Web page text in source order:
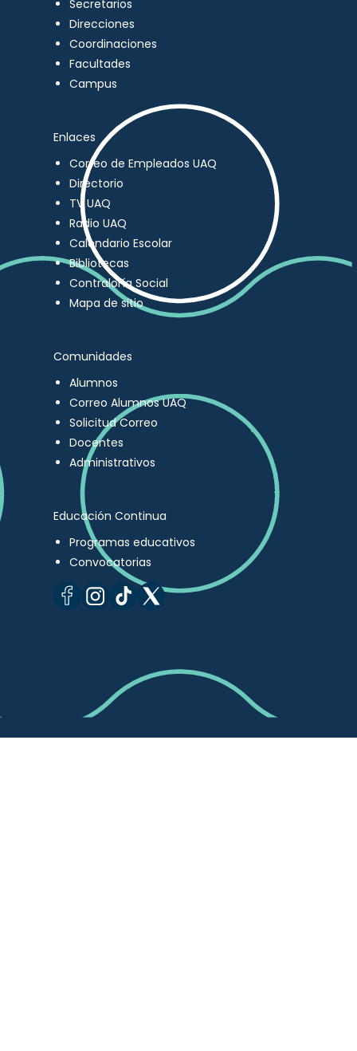
Secretarios
Direcciones
Coordinaciones
Facultades
Campus
Enlaces
Correo de Empleados UAQ
Directorio
TV UAQ
Radio UAQ
Calendario Escolar
Bibliotecas
Contraloría Social
Mapa de sitio
Comunidades
Alumnos
Correo Alumnos UAQ
Solicitud Correo
Docentes
Administrativos
Educación Continua
Programas educativos
Convocatorias